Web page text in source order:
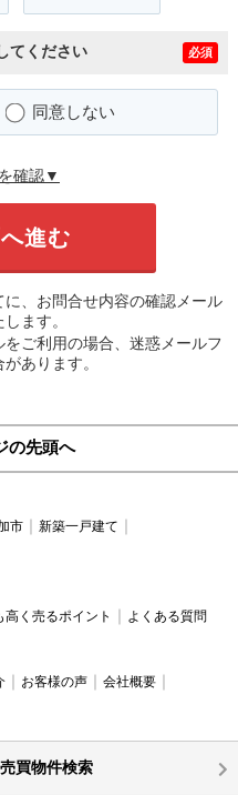
てください 必須
同意しない
確認▼
、お問合せ内容の確認メール
ます。
ご利用の場合、迷惑メールフ
あります。
の先頭へ
市
新築一戸建て
高く売るポイント よくある質問
お客様の声
会社概要
売買物件検索